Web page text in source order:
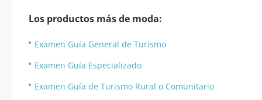
Los productos más de moda:
Examen Guía General de Turismo
Examen Guía Especializado
Examen Guía de Turismo Rural o Comunitario